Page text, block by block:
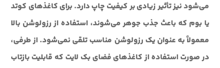
می‌شود نیز تأثیر زیادی بر کیفیت چاپ دارد. برای کاغذهای کوتد
یا بوم که باعث جذب جوهر می‌شوند، استفاده از رزولوشن بالا
معمولاً به عنوان یک رزولوشن مناسب تلقی نمی‌شود. از طرفی،
در صورت استفاده از کاغذهای فضای بک لایت که قابلیت بازتاب